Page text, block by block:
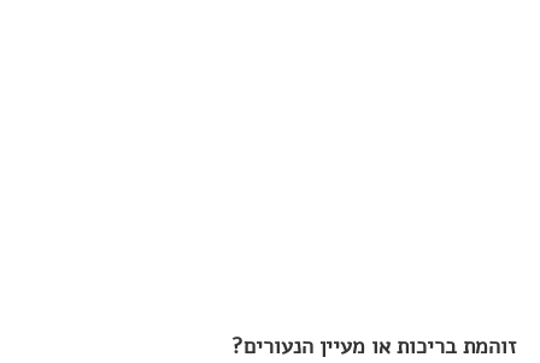
זוהמת בריכות או מעיין הנעורים?